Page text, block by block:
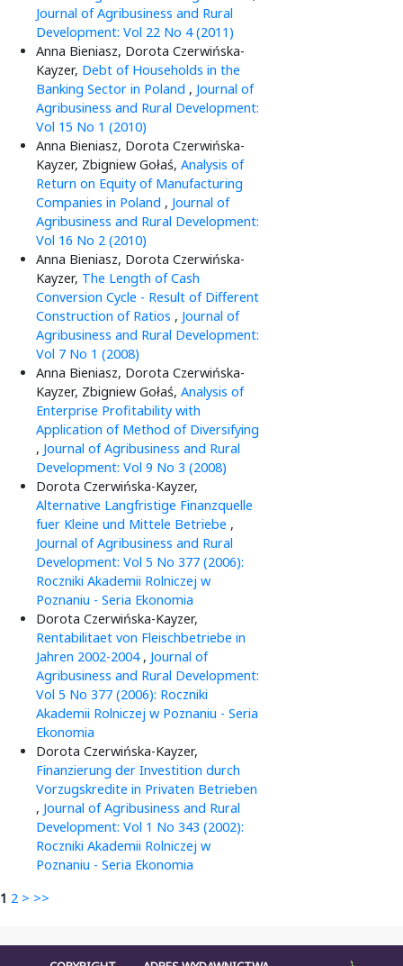
Journal of Agribusiness and Rural
Development: Vol 22 No 4 (2011)
Anna Bieniasz, Dorota Czerwińska-
Kayzer, Debt of Households in the
Banking Sector in Poland , Journal of
Agribusiness and Rural Development:
Vol 15 No 1 (2010)
Anna Bieniasz, Dorota Czerwińska-
Kayzer, Zbigniew Gołaś, Analysis of
Return on Equity of Manufacturing
Companies in Poland , Journal of
Agribusiness and Rural Development:
Vol 16 No 2 (2010)
Anna Bieniasz, Dorota Czerwińska-
Kayzer, The Length of Cash
Conversion Cycle - Result of Different
Construction of Ratios , Journal of
Agribusiness and Rural Development:
Vol 7 No 1 (2008)
Anna Bieniasz, Dorota Czerwińska-
Kayzer, Zbigniew Gołaś, Analysis of
Enterprise Profitability with
Application of Method of Diversifying
, Journal of Agribusiness and Rural
Development: Vol 9 No 3 (2008)
Dorota Czerwińska-Kayzer,
Alternative Langfristige Finanzquelle
fuer Kleine und Mittele Betriebe ,
Journal of Agribusiness and Rural
Development: Vol 5 No 377 (2006):
Roczniki Akademii Rolniczej w
Poznaniu - Seria Ekonomia
Dorota Czerwińska-Kayzer,
Rentabilitaet von Fleischbetriebe in
Jahren 2002-2004 , Journal of
Agribusiness and Rural Development:
Vol 5 No 377 (2006): Roczniki
Akademii Rolniczej w Poznaniu - Seria
Ekonomia
Dorota Czerwińska-Kayzer,
Finanzierung der Investition durch
Vorzugskredite in Privaten Betrieben
, Journal of Agribusiness and Rural
Development: Vol 1 No 343 (2002):
Roczniki Akademii Rolniczej w
Poznaniu - Seria Ekonomia
1 2 > >>